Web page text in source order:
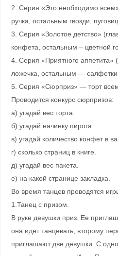
2. Серия «Это необходимо
ручка, остальным гвозди,
3. Серия «Золотое детство»
конфета, остальным – цветной
4. Серия «Приятного аппетита»
ложечка, остальным —
5. Серия «Сюрприз» — торт
Проводится конкурс сюрпризов:
а) угадай вес торта.
б) угадай начинку пирога.
в) угадай количество конфет в
г) сколько страниц в книге.
д) угадай вес пакета.
е) на какой странице закладка.
Во время танцев проводятся
1.Танец с призом.
В руке девушки приз. Ее
она идет танцевать, второму
приглашают две девушки. С